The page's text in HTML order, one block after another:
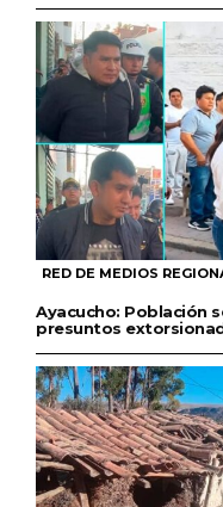
RED DE MEDIOS
Ayacucho: Población
presuntos